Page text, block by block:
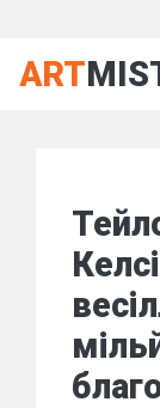
ART